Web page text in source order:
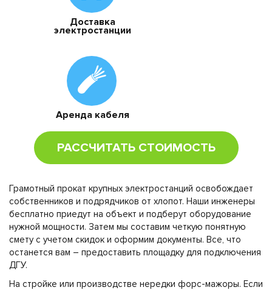
Доставка
электростанции
Аренда кабеля
РАССЧИТАТЬ СТОИМОСТЬ
Грамотный прокат крупных электростанций освобождает
собственников и подрядчиков от хлопот. Наши инженеры
бесплатно приедут на объект и подберут оборудование
нужной мощности. Затем мы составим четкую понятную
смету с учетом скидок и оформим документы. Все, что
останется вам – предоставить площадку для подключения
ДГУ.
На стройке или производстве нередки форс-мажоры. Если